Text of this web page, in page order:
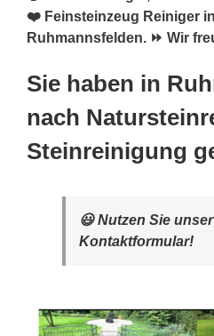
❤️ Feinsteinzeug Reiniger
Ruhmannsfelden. ⏩ Wir
Sie haben in
nach
Steinreinigung
😃 Nutzen Sie unser
Kontaktformular!